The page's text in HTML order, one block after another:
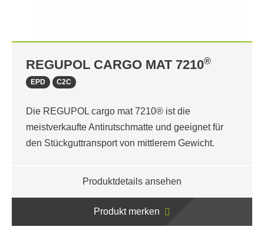
REGUPOL CARGO MAT 7210®
EPD C2C
Die REGUPOL cargo mat 7210® ist die
meistverkaufte Antirutschmatte und geeignet für
den Stückguttransport von mittlerem Gewicht.
Produktdetails ansehen
Produkt merken